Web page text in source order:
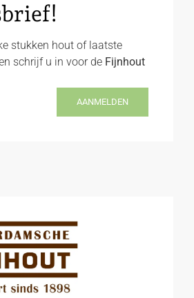
stukken hout of laatste
schrijf u in voor de Fijnhout
AANMELDEN